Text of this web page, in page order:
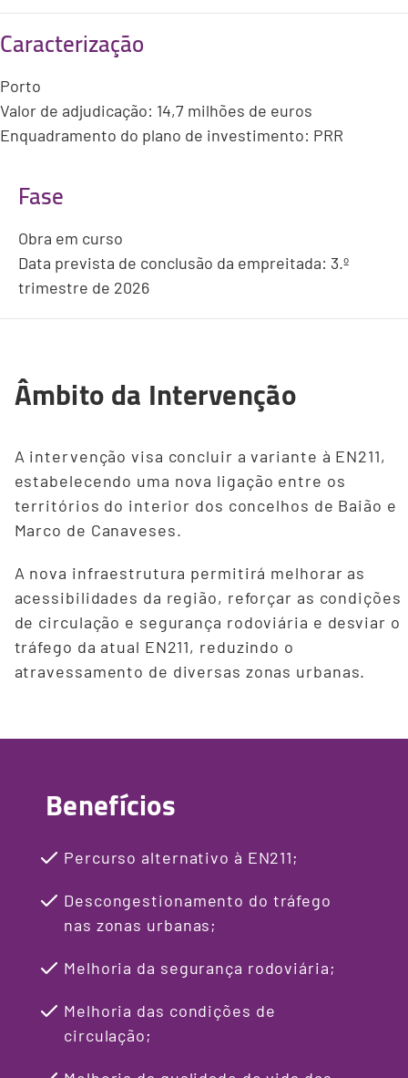
Caracterização
Porto
Valor de adjudicação: 14,7 milhões de euros
Enquadramento do plano de investimento: PRR
Fase
Obra em curso
Data prevista de conclusão da empreitada: 3.º
trimestre de 2026
Âmbito da Intervenção
A intervenção visa concluir a variante à EN211,
estabelecendo uma nova ligação entre os
territórios do interior dos concelhos de Baião e
Marco de Canaveses.
A nova infraestrutura permitirá melhorar as
acessibilidades da região, reforçar as condições
de circulação e segurança rodoviária e desviar o
tráfego da atual EN211, reduzindo o
atravessamento de diversas zonas urbanas.
Benefícios
Percurso alternativo à EN211;
Descongestionamento do tráfego
nas zonas urbanas;
Melhoria da segurança rodoviária;
Melhoria das condições de
circulação;